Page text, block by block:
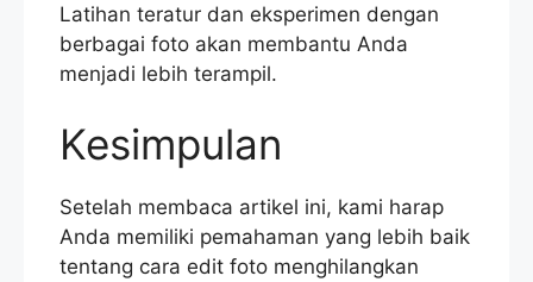
Latihan teratur dan eksperimen dengan
berbagai foto akan membantu Anda
menjadi lebih terampil.
Kesimpulan
Setelah membaca artikel ini, kami harap
Anda memiliki pemahaman yang lebih baik
tentang cara edit foto menghilangkan